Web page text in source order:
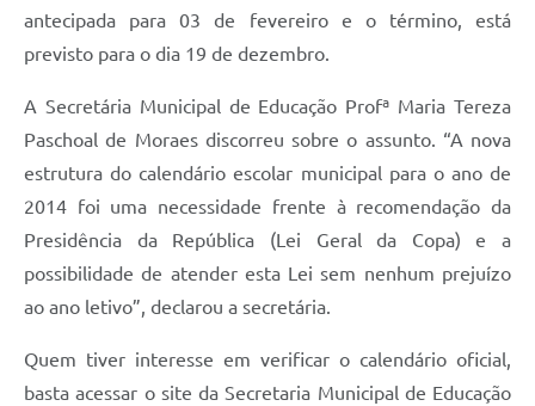
antecipada para 03 de fevereiro e o término, está
previsto para o dia 19 de dezembro.
A Secretária Municipal de Educação Profª Maria Tereza
Paschoal de Moraes discorreu sobre o assunto. “A nova
estrutura do calendário escolar municipal para o ano de
2014 foi uma necessidade frente à recomendação da
Presidência da República (Lei Geral da Copa) e a
possibilidade de atender esta Lei sem nenhum prejuízo
ao ano letivo”, declarou a secretária.
Quem tiver interesse em verificar o calendário oficial,
basta acessar o site da Secretaria Municipal de Educação